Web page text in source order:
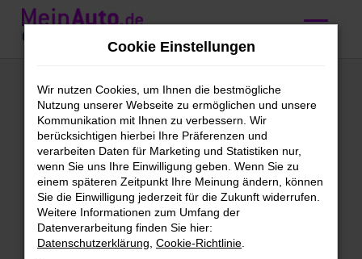
Zum
Hauptinhalt
BMW X-Reihe
kaufen mit
Lieferservice nach
Stuttgart
Wir bieten günstige BMW X-
Reihe für Stuttgart
Cookie Einstellungen
Wir nutzen Cookies, um Ihnen die bestmögliche
Nutzung unserer Webseite zu ermöglichen und unsere
Kommunikation mit Ihnen zu verbessern. Wir
berücksichtigen hierbei Ihre Präferenzen und
verarbeiten Daten für Marketing und Statistiken nur,
wenn Sie uns Ihre Einwilligung geben. Wenn Sie zu
einem späteren Zeitpunkt Ihre Meinung ändern, können
Sie die Einwilligung jederzeit für die Zukunft widerrufen.
Weitere Informationen zum Umfang der
Datenverarbeitung finden Sie hier:
Datenschutzerklärung Cookie-Richtlinie